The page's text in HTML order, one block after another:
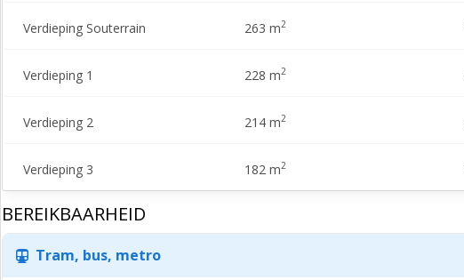
Verdieping Souterrain 263 m2
Verdieping 1 228 m2
Verdieping 2 214 m2
Verdieping 3 182 m2
BEREIKBAARHEID
Tram, bus, metro